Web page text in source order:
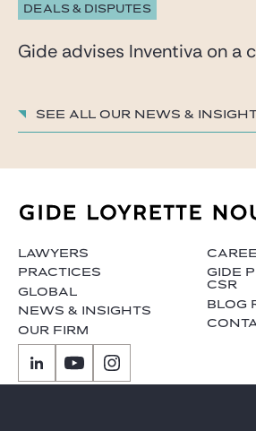
DEALS & DISPUTES
Gide advises Inventiva on
See all our News &
LAWYERS
PRACTICES
GLOBAL
NEWS & INSIGHTS
OUR FIRM
GIDE
CSR
BLOG